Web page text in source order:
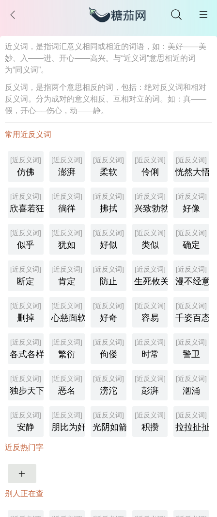
近义词，是指词汇意义相同或相近的词语，如：美好——美
妙、入——进、开心——高兴。与“近义词”意思相近的词
为“同义词”。
反义词，是指两个意思相反的词，包括：绝对反义词和相对
反义词。分为成对的意义相反、互相对立的词。如：真——
假，开心──伤心，动——静。
常用近反义词
[近反义词]
仿佛
[近反义词]
澎湃
[近反义词]
柔软
[近反义词]
伶俐
[近反义词]
恍然大悟
[近反义词]
欣喜若狂
[近反义词]
徜徉
[近反义词]
拂拭
[近反义词]
兴致勃勃
[近反义词]
好像
[近反义词]
似乎
[近反义词]
犹如
[近反义词]
好似
[近反义词]
类似
[近反义词]
确定
[近反义词]
断定
[近反义词]
肯定
[近反义词]
防止
[近反义词]
生死攸关
[近反义词]
漫不经意
[近反义词]
删掉
[近反义词]
心慈面软
[近反义词]
好奇
[近反义词]
容易
[近反义词]
千姿百态
[近反义词]
各式各样
[近反义词]
繁衍
[近反义词]
佝偻
[近反义词]
时常
[近反义词]
警卫
[近反义词]
独步天下
[近反义词]
恶名
[近反义词]
滂沱
[近反义词]
彭湃
[近反义词]
汹涌
[近反义词]
安静
[近反义词]
朋比为奸
[近反义词]
光阴如箭
[近反义词]
积攒
[近反义词]
拉拉扯扯
近反热门字
更多
别人正在查